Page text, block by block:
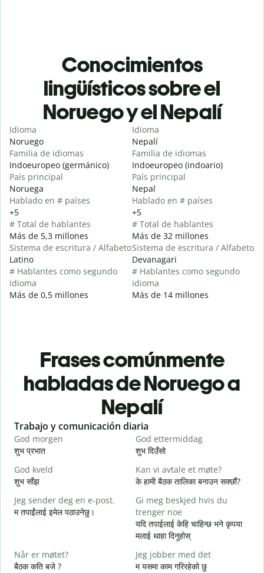
Conocimientos
lingüísticos sobre el
Noruego y el Nepalí
Idioma
Noruego
Familia de idiomas
Indoeuropeo (germánico)
País principal
Noruega
Hablado en # países
+5
# Total de hablantes
Más de 5,3 millones
Sistema de escritura / Alfabeto
Latino
# Hablantes como segundo
idioma
Más de 0,5 millones
Idioma
Nepalí
Familia de idiomas
Indoeuropeo (indoario)
País principal
Nepal
Hablado en # países
+5
# Total de hablantes
Más de 32 millones
Sistema de escritura / Alfabeto
Devanagari
# Hablantes como segundo
idioma
Más de 14 millones
Frases comúnmente
habladas de Noruego a
Nepalí
Slide 1 of 6
Trabajo y comunicación diaria
God morgen
शुभ प्रभात
God ettermiddag
शुभ दिउँसो
God kveld
शुभ साँझ
Kan vi avtale et møte?
के हामी बैठक तालिका बनाउन सक्छौं?
Jeg sender deg en e-post.
म तपाईंलाई इमेल पठाउनेछु।
Gi meg beskjed hvis du
trenger noe
यदि तपाईलाई केहि चाहिन्छ भने कृपया
मलाई थाहा दिनुहोस्
Når er møtet?
बैठक कति बजे ?
Jeg jobber med det
म यसमा काम गरिरहेको छु